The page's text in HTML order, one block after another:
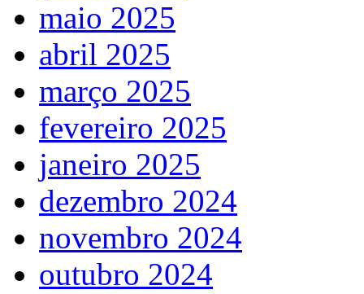
maio 2025
abril 2025
março 2025
fevereiro 2025
janeiro 2025
dezembro 2024
novembro 2024
outubro 2024